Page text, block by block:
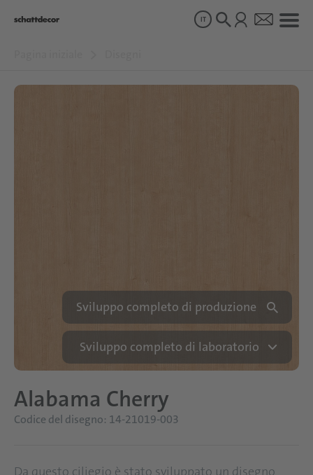
IT
Sviluppo completo di produzione
Sviluppo completo di laboratorio
Alabama Cherry
Codice del disegno: 14-21019-003
Da questo ciliegio è stato sviluppato un disegno